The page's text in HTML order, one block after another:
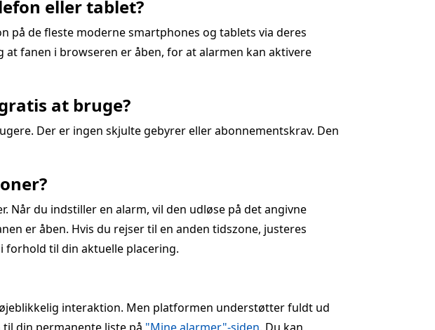
eller tablet?
de fleste moderne smartphones og tablets via deres
fanen i browseren er åben, for at alarmen kan aktivere
at bruge?
Der er ingen skjulte gebyrer eller abonnementskrav. Den
du indstiller en alarm, vil den udløse på det angivne
er åben. Hvis du rejser til en anden tidszone, justeres
forhold til din aktuelle placering.
interaktion. Men platformen understøtter fuldt ud